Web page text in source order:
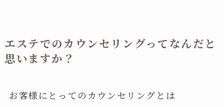
エステでのカウンセリングってなんだと
思いますか？
お客様にとってのカウンセリングとは